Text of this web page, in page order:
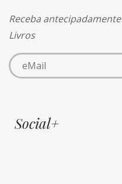
Receba
Livros
Social+